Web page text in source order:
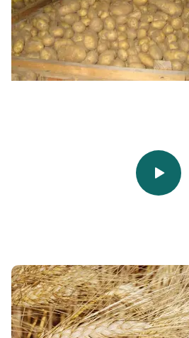
germination des pommes de...
13 MARS 2026
Du blé dur aux pâtes : une
en France
Les pâtes, c’est simplement du blé